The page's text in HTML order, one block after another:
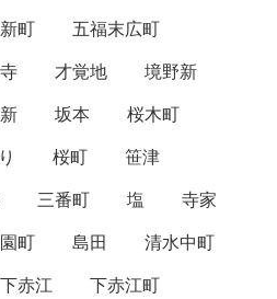
町
五福末広町
才覚地
境野新
坂本
桜木町
桜町
笹津
三番町 塩
寺家
町 島田
清水中町
下赤江
下赤江町